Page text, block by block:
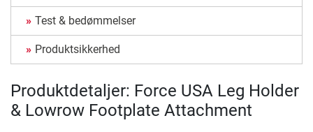
Test & bedømmelser
Produktsikkerhed
Produktdetaljer: Force USA Leg Holder
& Lowrow Footplate Attachment